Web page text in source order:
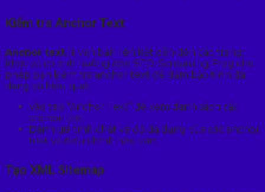
Kiểm tra Anchor Text
Anchor text là văn bản liên kết dẫn đến các trang
khác và có ảnh hưởng đến SEO. Screaming Frog cho
phép bạn kiểm tra anchor text để đảm bảo tính đa
dạng và hiệu quả.
Vào tab “Anchor Text” để xem danh sách các
anchor text.
Đánh giá tính chất và độ đa dạng của các anchor
text và điều chỉnh nếu cần.
Tạo XML Sitemap